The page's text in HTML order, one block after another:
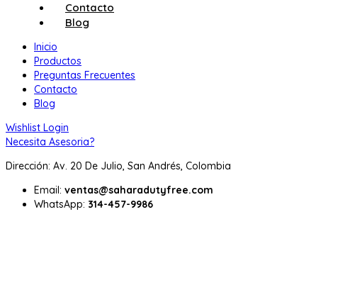
Contacto
Blog
Inicio
Productos
Preguntas Frecuentes
Contacto
Blog
Wishlist Login
Necesita Asesoria?
Dirección: Av. 20 De Julio, San Andrés, Colombia
Email: ventas@saharadutyfree.com
WhatsApp: 314-457-9986